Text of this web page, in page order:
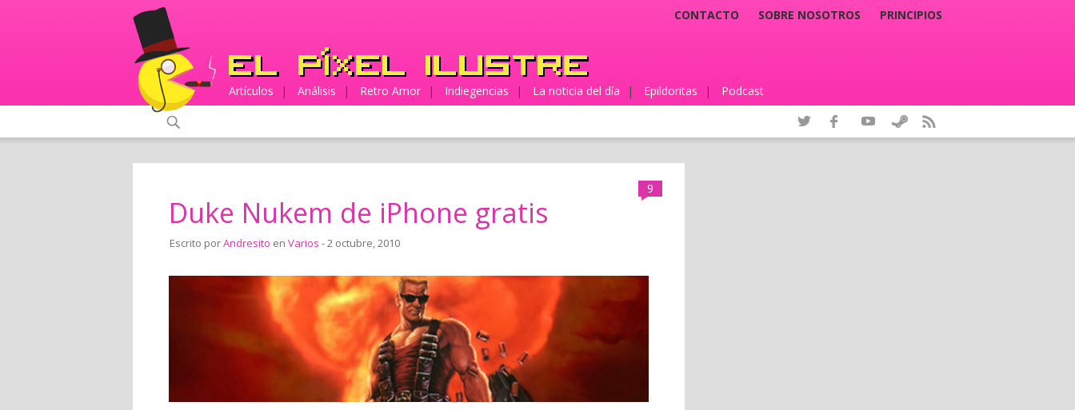
CONTACTO SOBRE NOSOTROS PRINCIPIOS
Artículos | Análisis | Retro Amor | Indiegencias | La noticia del día | Epildoritas | Podcast
9
Duke Nukem de iPhone gratis
Escrito porAndresito en Varios - 2 octubre, 2010